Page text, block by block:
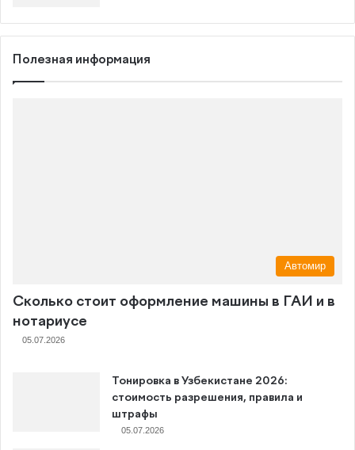
Полезная информация
Автомир
Сколько стоит оформление машины в ГАИ и в
нотариусе
05.07.2026
Тонировка в Узбекистане 2026:
стоимость разрешения, правила и
штрафы
05.07.2026